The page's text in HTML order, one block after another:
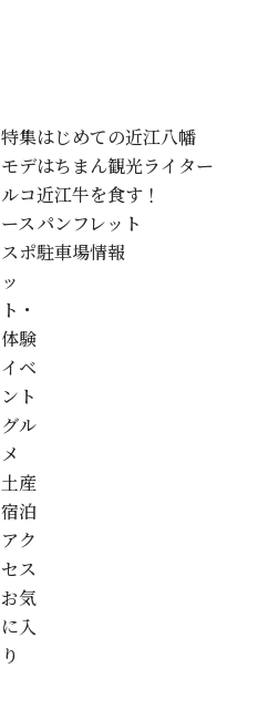
特集
モデ
ルコ
ース
スポ
ッ
ト・
体験
イベ
ント
グル
メ
土産
宿泊
アク
セス
お気
に入
り
はじめての近江八幡
はちまん観光ライター
近江牛を食す！
パンフレット
駐車場情報